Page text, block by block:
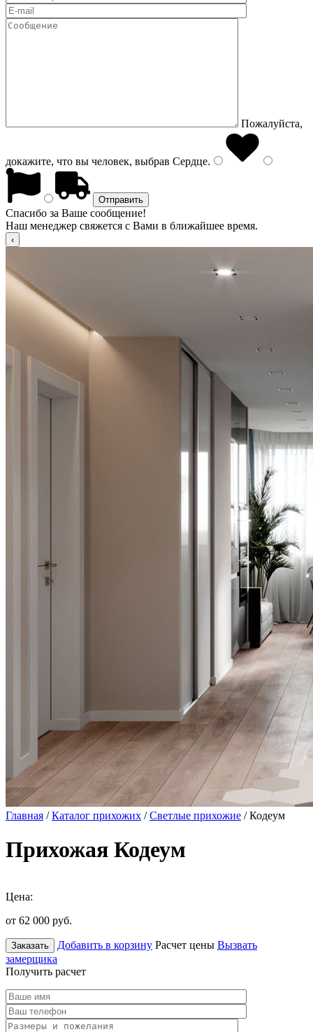
Пожалуйста,
докажите, что вы человек, выбрав Сердце.
Спасибо за Ваше сообщение!
Наш менеджер свяжется с Вами в ближайшее время.
Главная /Каталог прихожих /Светлые прихожие / Кодеум
Прихожая Кодеум
Цена:
от 62 000 руб.
Заказать Добавить в корзину Расчет цены Вызвать
замерщика
Получить расчет